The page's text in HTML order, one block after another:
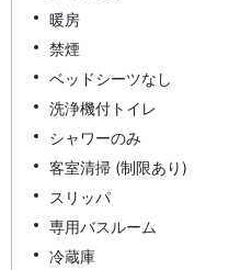
暖房
禁煙
ベッドシーツなし
洗浄機付トイレ
シャワーのみ
客室清掃 (制限あり)
スリッパ
専用バスルーム
冷蔵庫